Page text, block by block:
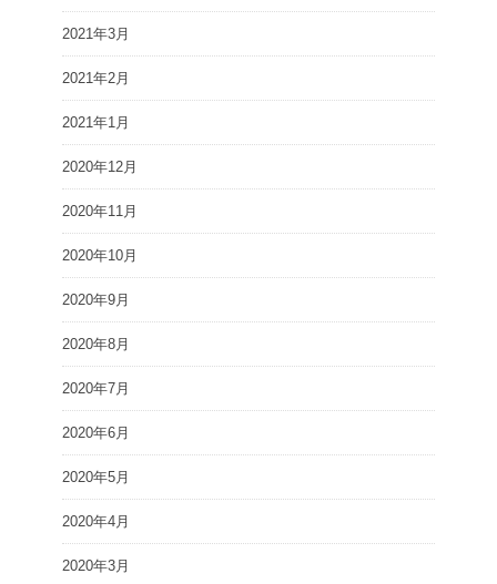
2021年3月
2021年2月
2021年1月
2020年12月
2020年11月
2020年10月
2020年9月
2020年8月
2020年7月
2020年6月
2020年5月
2020年4月
2020年3月